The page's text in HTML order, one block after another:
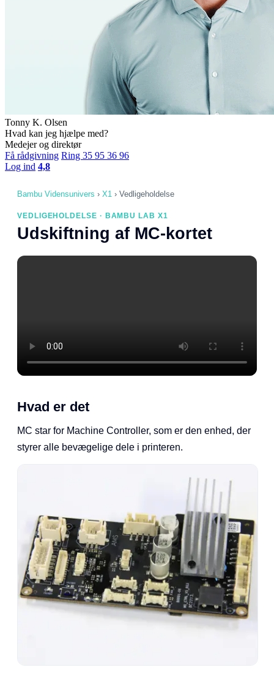
Tonny K. Olsen
Hvad kan jeg hjælpe med?
Medejer og direktør
Få rådgivning Ring 35 95 36 96
Log ind 4,8
Bambu Vidensunivers › X1 › Vedligeholdelse
VEDLIGEHOLDELSE · BAMBU LAB X1
Udskiftning af MC-kortet
Hvad er det
MC star for Machine Controller, som er den enhed, der
styrer alle bevægelige dele i printeren.